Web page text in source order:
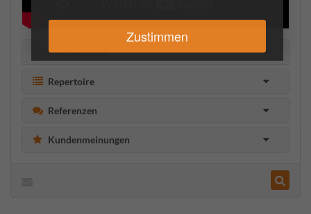
Zustimmen
Beschreibung
Repertoire
Referenzen
Kundenmeinungen